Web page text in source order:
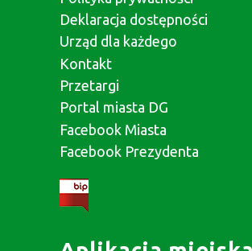
Deklaracja dostępności
Urząd dla każdego
Kontakt
Przetargi
Portal miasta DG
Facebook Miasta
Facebook Prezydenta